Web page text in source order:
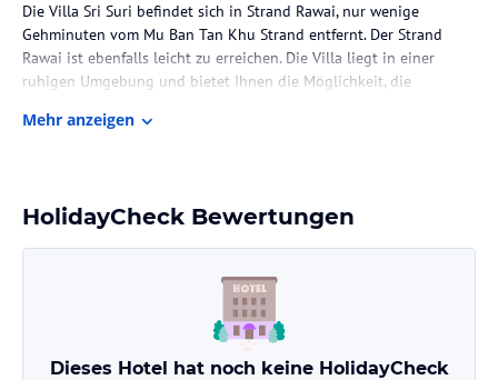
Die Villa Sri Suri befindet sich in Strand Rawai, nur wenige
Gehminuten vom Mu Ban Tan Khu Strand entfernt. Der Strand
Rawai ist ebenfalls leicht zu erreichen. Die Villa liegt in einer
ruhigen Umgebung und bietet Ihnen die Möglichkeit, die
Phuket ist nur 44 km entfernt.
Die Villa Sri Suri verfügt über 6 klimatisierte Schlafzimmer, die
Ihnen maximalen Komfort bieten. Das Wohnzimmer ist geräumig
und gemütlich eingerichtet. Die voll ausgestattete Küche bietet
Ihnen alle Annehmlichkeiten, die Sie für die Zubereitung von
Mahlzeiten benötigen. In den 6 Badezimmern finden Sie Duschen
und Whirlpools. Handtücher und Bettwäsche werden gestellt,
damit Sie sich wie zu Hause fühlen können.
Mehr anzeigen
HolidayCheck Bewertungen
Dieses Hotel hat noch keine HolidayCheck